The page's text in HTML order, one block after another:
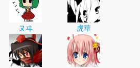
ヌヰ 虎華